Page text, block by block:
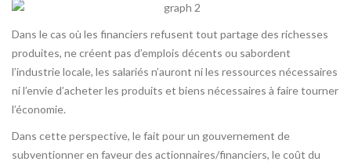
Dans le cas où les financiers refusent tout partage des richesses
produites, ne créent pas d’emplois décents ou sabordent
l’industrie locale, les salariés n’auront ni les ressources nécessaires
ni l’envie d’acheter les produits et biens nécessaires à faire tourner
l’économie.
Dans cette perspective, le fait pour un gouvernement de
subventionner en faveur des actionnaires/financiers, le coût du